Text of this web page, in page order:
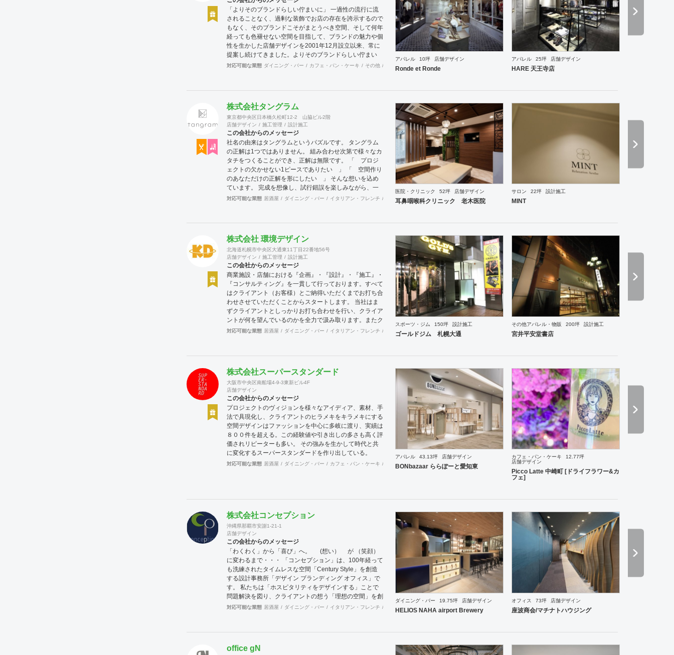
https://gridframe.co.jp/ Synes(シネス) 霧のようなやわら
かな空間 http://synes.jp/ SOTOCHIKU 時間の蓄積を
取り込む空間 https://sotochiku.com/
「よりそのブランドらしい佇まいに」 一過性の流行に流
されることなく、過剰な装飾でお店の存在を誇示するので
もなく、そのブランドこそがまとうべき空間、そして何年
経っても色褪せない空間を目指して、ブランドの魅力や個
性を生かした店舗デザインを2001年12月設立以来、常に
提案し続けてきました。よりそのブランドらしい佇まい
に。 「必要な箇所に、必要なデザインを」 2012年からは
ドの出店をバックアップできる体制も整えてきました。そ
要なのか、そこをきちんとアドバイスできる会社でありた
いと思っています。 業務内容 ・店舗設計（物販店／飲食
店／美容室など） ・ブランディング及びディレクション
業務 ・出店におけるトータルデザイン ・住宅リノベーシ
ョン ・家具及び什器デザイン
対応可能な業態 ダイニング・バー カフェ・パン・ケーキ その他 オフィス イベントブース・ショールーム エントランス ワーキングスペース
アパレル 10坪 店舗デザイン
Ronde et Ronde
アパレル 25坪 店舗デザイン
HARE 天王寺店
株式会社タングラム
東京都中央区日本橋久松町12-2 山脇ビル2階
店舗デザイン
施工管理 設計施工
この会社からのメッセージ
社名の由来はタングラムというパズルです。 タングラム
の正解は1つではありません。 組み合わせ次第で様々なカ
タチをつくることができ、正解は無限です。 「 プロジ
ェクトの欠かせない1ピースでありたい 」 「 空間作り
のあなただけの正解を形にしたい 」 そんな想いを込め
ています。 完成を想像し、試行錯誤を楽しみながら、 ​一
緒にワクワクしたいと思っています。
対応可能な業態 居酒屋 ダイニング・バー イタリアン・フレンチ カフェ・パン・ケーキ ラーメン・そば・うどん 和食・寿司
医院・クリニック 52坪 店舗デザイン
耳鼻咽喉科クリニック 老木医院
サロン 22坪 設計施工
MINT
株式会社 環境デザイン
北海道札幌市中央区大通東11丁目22番地56号
店舗デザイン
施工管理 設計施工
この会社からのメッセージ
商業施設・店舗における『企画』・『設計』・『施工』・
『コンサルティング』を一貫して行っております。すべて
はクライアント（お客様）とご納得いただくまでお打ち合
わせさせていただくことからスタートします。 当社はま
ずクライアントとしっかりお打ち合わせを行い、クライア
ントが何を望んでいるのかを全力で汲み取ります。またク
ライアントが思い描いていることをどのように表現してい
提案いたします。
対応可能な業態 居酒屋 ダイニング・バー イタリアン・フレンチ カフェ・パン・ケーキ 和食・寿司 焼肉・中華料理・韓国料理 オフィス
スポーツ・ジム 150坪 設計施工
ゴールドジム 札幌大通
その他アパレル・物販 200坪 設計施工
宮井平安堂書店
株式会社スーパースタンダード
大阪市中央区南船場4-9-3東新ビル4F
店舗デザイン
この会社からのメッセージ
プロジェクトのヴィジョンを様々なアイディア、素材、手
法で具現化し、クライアントのヒラメキをキラメキにする
空間デザインはファッションを中心に多岐に渡り、実績は
８００件を超える。この経験値や引き出しの多さも高く評
価されリピーターも多い。 その強みを生かして時代と共
に変化するスーパースタンダードを作り出している。
対応可能な業態 居酒屋 ダイニング・バー カフェ・パン・ケーキ 和食・寿司 焼肉・中華料理・韓国料理 イベントブース・ショールーム
アパレル 43.13坪 店舗デザイン
BONbazaar ららぽーと愛知東
カフェ・パン・ケーキ
12.77坪
店舗デザイン
Picco Latte 中崎町 [ドライフラワー&カ
フェ]
株式会社コンセプション
沖縄県那覇市安謝1-21-1
店舗デザイン
この会社からのメッセージ
「わくわく」から「喜び」へ。 (想い） が （笑顔）
に変わるまで・・・ 「コンセプション」は、100年経って
も洗練されたタイムレスな空間「Century Style」を創造
する設計事務所「デザイン ブランディング オフィス」で
す。 私たちは「ホスピタリティをデザインする」ことで
問題解決を図り、クライアントの想う「理想の空間」を創
造することを～Mission～としています。 「ホスピタリテ
「思いやりの心」、ちょっとしたことでも相手の氣持ちを
え行動する、それが「作業人」を超えた「仕事人」となり
対応可能な業態 居酒屋 ダイニング・バー イタリアン・フレンチ カフェ・パン・ケーキ 和食・寿司 焼肉・中華料理・韓国料理 オフィス エントランス
ダイニング・バー 19.75坪 店舗デザイン
HELIOS NAHA airport Brewery
オフィス 73坪 店舗デザイン
座波商会/マチナトハウジング
office gN